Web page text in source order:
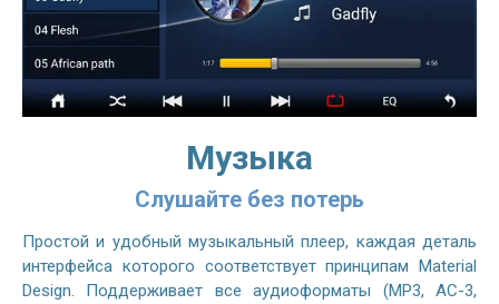
Музыка
Слушайте без потерь
Простой и удобный музыкальный плеер, каждая деталь
интерфейса которого соответствует принципам Material
Design. Поддерживает все аудиоформаты (MP3, AC-3,